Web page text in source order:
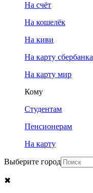
На счёт
На кошелёк
На киви
На карту сбербанка
На карту мир
Кому
Студентам
Пенсионерам
На карту
Выберите город
✖